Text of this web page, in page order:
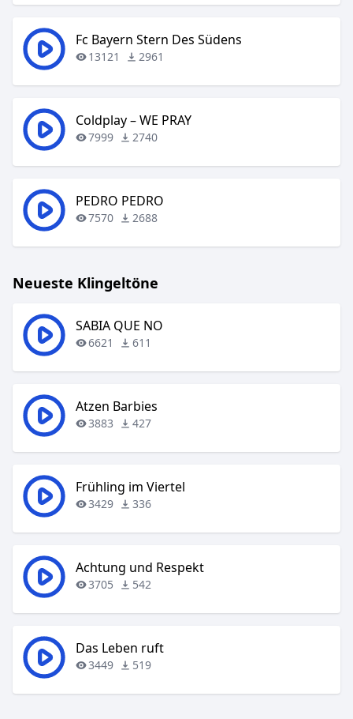
Fc Bayern Stern Des Südens
13121 2961
Coldplay – WE PRAY
7999 2740
PEDRO PEDRO
7570 2688
Neueste Klingeltöne
SABIA QUE NO
6621 611
Atzen Barbies
3883 427
Frühling im Viertel
3429 336
Achtung und Respekt
3705 542
Das Leben ruft
3449 519